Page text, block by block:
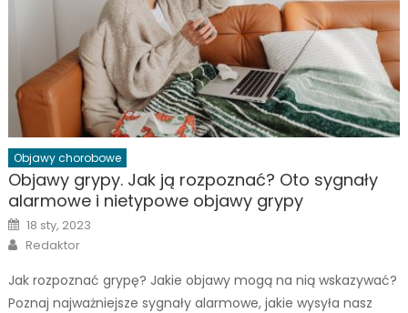
Objawy chorobowe
Objawy grypy. Jak ją rozpoznać? Oto sygnały
alarmowe i nietypowe objawy grypy
Posted
on
18 sty, 2023
Author
Redaktor
Jak rozpoznać grypę? Jakie objawy mogą na nią wskazywać?
Poznaj najważniejsze sygnały alarmowe, jakie wysyła nasz